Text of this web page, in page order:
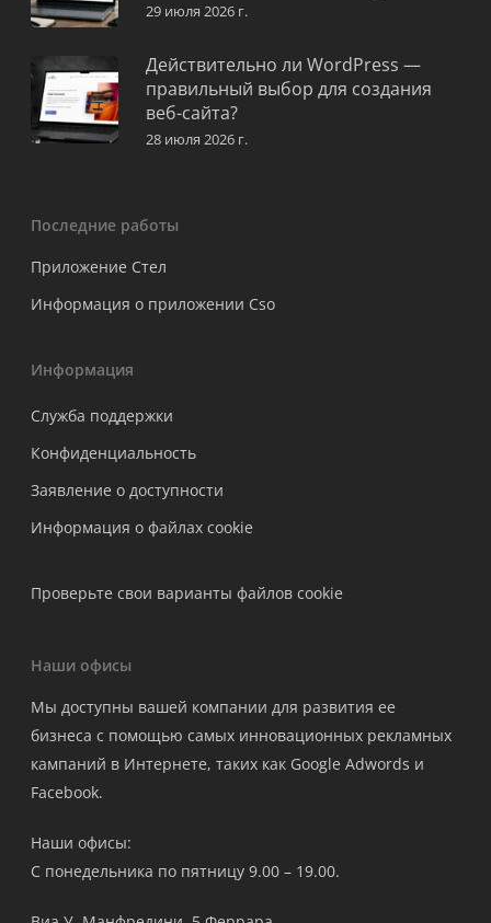
29 июля 2026 г.
Действительно ли WordPress —
правильный выбор для создания
веб-сайта?
28 июля 2026 г.
Последние работы
Приложение Стел
Информация о приложении Cso
Информация
Служба поддержки
Конфиденциальность
Заявление о доступности
Информация о файлах cookie
Проверьте свои варианты файлов cookie
Наши офисы
Мы доступны вашей компании для развития ее
бизнеса с помощью самых инновационных рекламных
кампаний в Интернете, таких как Google Adwords и
Facebook.
Наши офисы:
С понедельника по пятницу 9.00 – 19.00.